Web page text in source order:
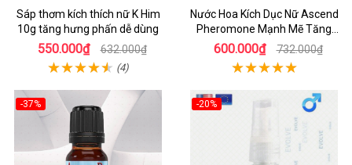
Sáp thơm kích thích nữ K Him
10g tăng hưng phấn dễ dùng
550.000₫ 632.000₫
(4)
Nước Hoa Kích Dục Nữ Ascend
Pheromone Mạnh Mẽ Tăng
Ham Muốn
600.000₫ 732.000₫
-37% -20%